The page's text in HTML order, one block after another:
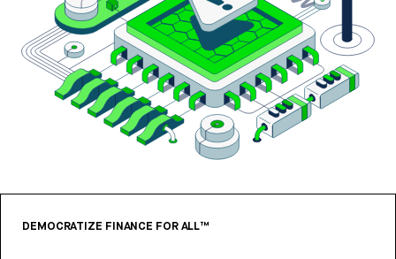
DEMOCRATIZE FINANCE FOR ALL™